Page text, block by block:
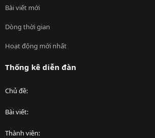
Bài viết mới
Dòng thời gian
Hoạt động mới nhất
Thống kê diễn đàn
Chủ đề
Bài viết
Thành viên